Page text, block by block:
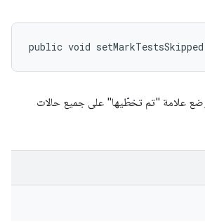
public void
علامة "تم تخطّيها" على جميع حالات